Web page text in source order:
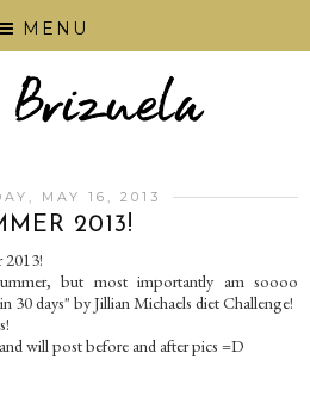
MENU
MAY 16, 2013
2013!
2013!
but most importantly am soooo
30 days" by Jillian Michaels diet Challenge!
will post before and after pics =D